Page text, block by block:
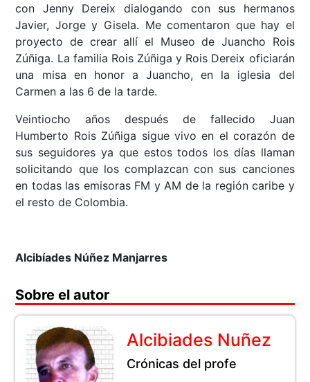
con Jenny Dereix dialogando con sus hermanos
Javier, Jorge y Gisela. Me comentaron que hay el
proyecto de crear allí el Museo de Juancho Rois
Zúñiga. La familia Rois Zúñiga y Rois Dereix oficiarán
una misa en honor a Juancho, en la iglesia del
Carmen a las 6 de la tarde.
Veintiocho años después de fallecido Juan
Humberto Rois Zúñiga sigue vivo en el corazón de
sus seguidores ya que estos todos los días llaman
solicitando que los complazcan con sus canciones
en todas las emisoras FM y AM de la región caribe y
el resto de Colombia.
Alcibíades Núñez Manjarres
Sobre el autor
Alcibiades Nuñez
Crónicas del profe